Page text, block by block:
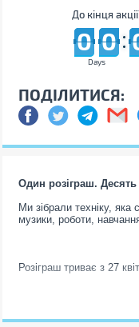
До кінця
Days
9
9
0
0 9
9
0
0
ПОДІЛИТИСЯ:
Один розіграш.
Ми зібрали техніку, яка
музики, роботи,
Розіграш триває з 27